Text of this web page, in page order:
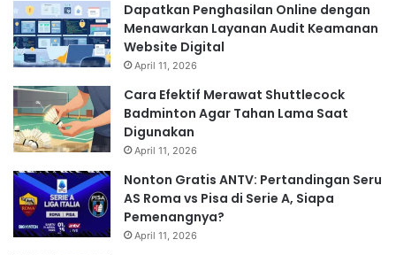
Dapatkan Penghasilan Online dengan
Menawarkan Layanan Audit Keamanan
Website Digital
April 11, 2026
Cara Efektif Merawat Shuttlecock
Badminton Agar Tahan Lama Saat
Digunakan
April 11, 2026
Nonton Gratis ANTV: Pertandingan Seru
AS Roma vs Pisa di Serie A, Siapa
Pemenangnya?
April 11, 2026